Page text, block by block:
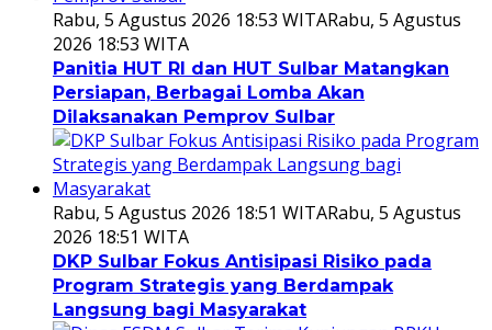
Rabu, 5 Agustus 2026 18:53 WITARabu, 5 Agustus
2026 18:53 WITA
Panitia HUT RI dan HUT Sulbar Matangkan
Persiapan, Berbagai Lomba Akan
Dilaksanakan Pemprov Sulbar
Rabu, 5 Agustus 2026 18:51 WITARabu, 5 Agustus
2026 18:51 WITA
DKP Sulbar Fokus Antisipasi Risiko pada
Program Strategis yang Berdampak
Langsung bagi Masyarakat